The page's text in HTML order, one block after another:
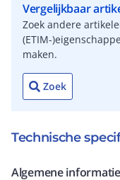
Vergelijkbaar
Zoek andere
(ETIM-
maken.
Zoek
Technische
Algemene informatie